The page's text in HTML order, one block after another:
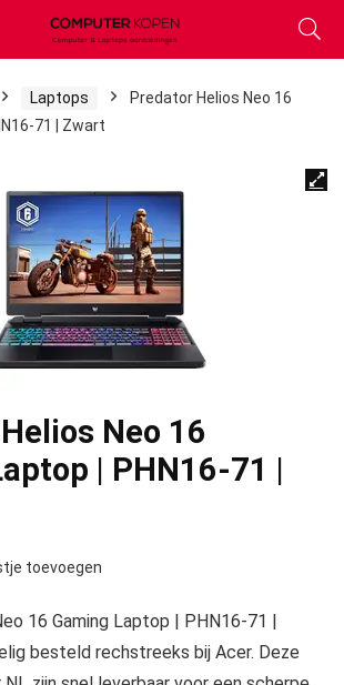
Laptops
Predator Helios Neo 16
71 | Zwart
Neo 16
| PHN16-71 |
toevoegen
16 Gaming Laptop | PHN16-71 |
besteld rechstreeks bij Acer. Deze